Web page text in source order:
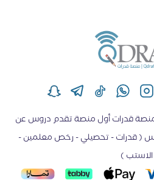
لأكثر من 14 عام . منصة قدرات أول منصة تقدم دروس عن
( قدرات - تحصيلي - رخص معلمين -
الاستب )